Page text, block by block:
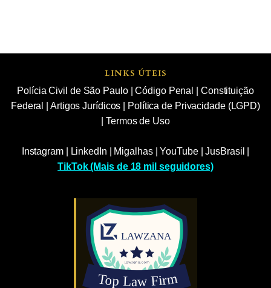
LINKS ÚTEIS
Polícia Civil de São Paulo|Código Penal
Constituição
Federal
Artigos Jurídicos
Política de Privacidade (LGPD)
|Termos de Uso
Instagram| LinkedIn Migalhas|YouTube|JusBrasil
TikTok (Mais de 18 mil seguidores)